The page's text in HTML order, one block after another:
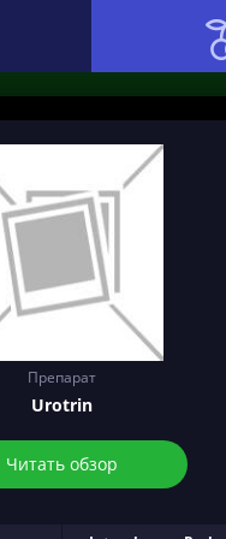
Препарат
Urotrin
Читать обзор